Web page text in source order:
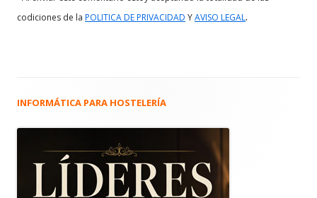
codiciones de la POLITICA DE PRIVACIDAD YAVISO LEGAL.
Barra
principal
INFORMÁTICA PARA HOSTELERÍA